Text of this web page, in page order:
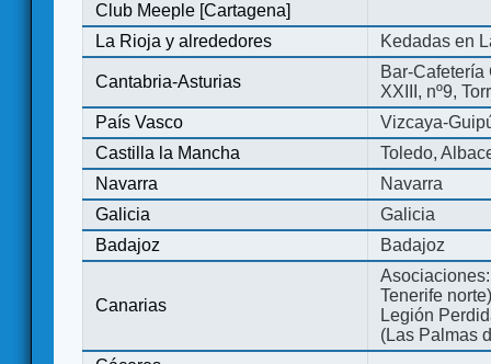
Club Meeple [Cartagena]
La Rioja y alrededores
Kedadas en
Cantabria-Asturias
Bar-
XXIII, nº9,
País Vasco
Vizcaya-
Castilla la Mancha
Toledo,
Navarra
Navarra
Galicia
Galicia
Badajoz
Badajoz
Canarias
Tenerife
Legión
(Las Palmas